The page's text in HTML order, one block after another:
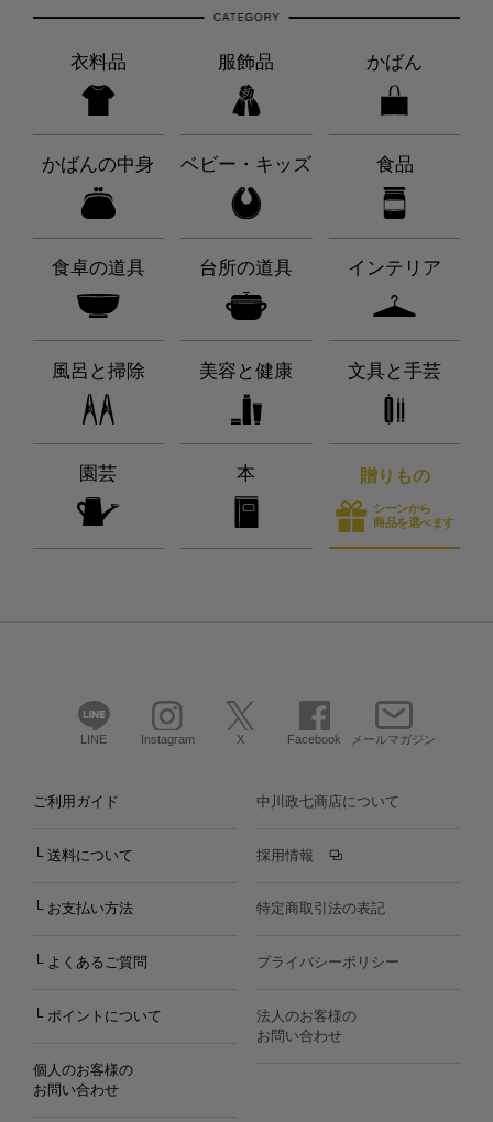
衣料品 服飾品 かばん
かばんの中身 ベビー・キッズ 食品
食卓の道具 台所の道具 インテリア
風呂と掃除 美容と健康 文具と手芸
園芸 本 贈りもの
シーンから
商品を選べます
LINE Instagram X Facebook メールマガジン
ご利用ガイド
└ 送料について
└ お支払い方法
└ よくあるご質問
└ ポイントについて
個人のお客様の
お問い合わせ
中川政七商店について
採用情報
特定商取引法の表記
プライバシーポリシー
法人のお客様の
お問い合わせ